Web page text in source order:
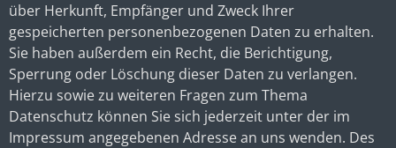
über Herkunft, Empfänger und Zweck Ihrer
gespeicherten personenbezogenen Daten zu erhalten.
Sie haben außerdem ein Recht, die Berichtigung,
Sperrung oder Löschung dieser Daten zu verlangen.
Hierzu sowie zu weiteren Fragen zum Thema
Datenschutz können Sie sich jederzeit unter der im
Impressum angegebenen Adresse an uns wenden. Des